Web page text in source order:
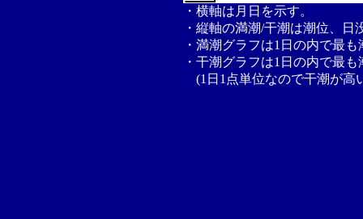
・横軸は月日を示す。
・縦軸の満潮/干潮は潮位、
・満潮グラフは1日の内で最
・干潮グラフは1日の内で最
(1日1点単位なので干潮が高